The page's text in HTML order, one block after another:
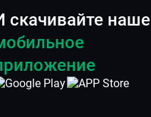
скачивайте наше